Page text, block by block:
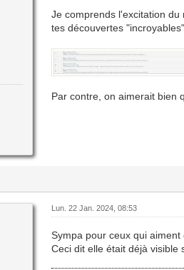
Je comprends l'excitation
tes découvertes
Par contre, on aimerait bien
Lun. 22 Jan. 2024, 08:53
Sympa pour ceux qui
Ceci dit elle était déjà visible